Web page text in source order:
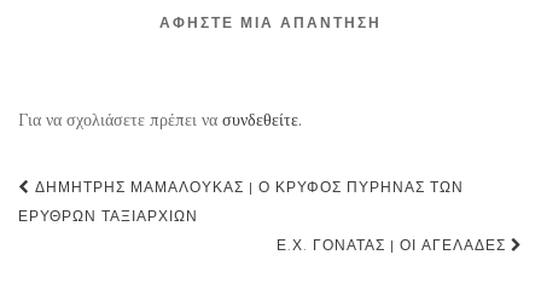
ΑΦΉΣΤΕ ΜΙΑ ΑΠΆΝΤΗΣΗ
Για να σχολιάσετε πρέπει να συνδεθείτε.
Post
navigation
ΔΗΜΉΤΡΗΣ ΜΑΜΑΛΟΎΚΑΣ | Ο ΚΡΥΦΌΣ ΠΥΡΉΝΑΣ ΤΩΝ
ΕΡΥΘΡΏΝ ΤΑΞΙΑΡΧΙΏΝ
Ε.Χ. ΓΟΝΑΤΆΣ | ΟΙ ΑΓΕΛΆΔΕΣ